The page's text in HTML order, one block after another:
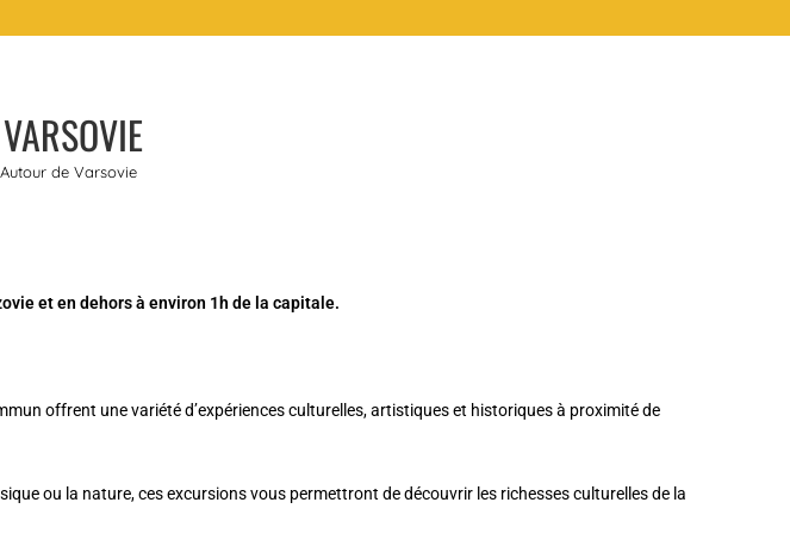
Autour de Varsovie
et en dehors à environ 1h de la capitale.
offrent une variété d’expériences culturelles, artistiques et historiques à proximité de
ou la nature, ces excursions vous permettront de découvrir les richesses culturelles de la